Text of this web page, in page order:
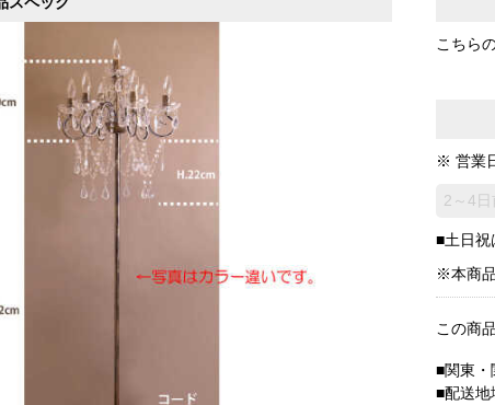
こちら
※ 営業
2～4日
■土日祝
※本商
この商
■関東・
■配送地